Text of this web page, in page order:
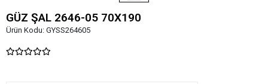
GÜZ ŞAL 2646-05 70X190
Ürün Kodu: GYSS264605